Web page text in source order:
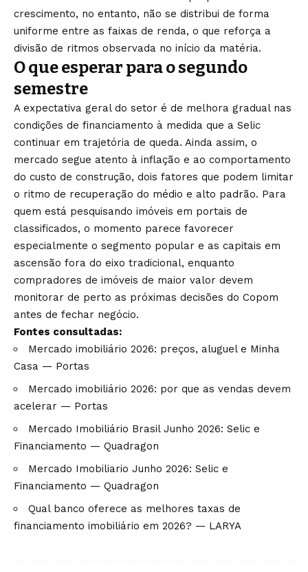
crescimento, no entanto, não se distribui de forma
uniforme entre as faixas de renda, o que reforça a
divisão de ritmos observada no início da matéria.
O que esperar para osegundo
semestre
A expectativa geral do setor é de melhora gradual nas
condições de financiamento à medida que a Selic
continuar em trajetória de queda. Ainda assim, o
mercado segue atento à inflação e ao comportamento
do custo de construção, dois fatores que podem limitar
o ritmo de recuperação do médio e alto padrão. Para
quem está pesquisando imóveis em portais de
classificados, o momento parece favorecer
especialmente o segmento popular e as capitais em
ascensão fora do eixo tradicional, enquanto
compradores de imóveis de maior valor devem
monitorar de perto as próximas decisões do Copom
antes de fechar negócio.
Fontes consultadas:
Mercado imobiliário 2026: preços, aluguel e Minha
Casa — Portas
Mercado imobiliário 2026: por que as vendas devem
acelerar — Portas
Mercado Imobiliário Brasil Junho 2026: Selic e
Financiamento — Quadragon
Mercado Imobiliario Junho 2026: Selic e
Financiamento — Quadragon
Qual banco oferece as melhores taxas de
financiamento imobiliário em 2026? — LARYA